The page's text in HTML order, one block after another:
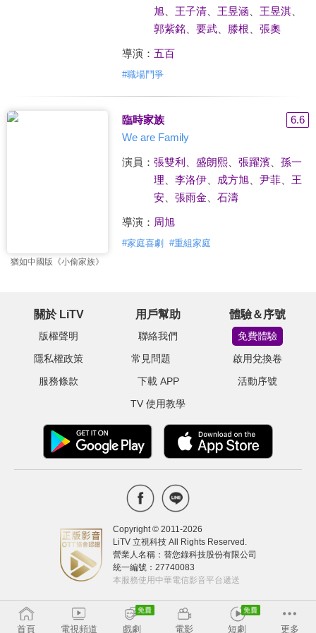
旭、 王子清、 王昱涵 王昱淇、
郭紫銘、 要武、 滕根 張奧
導演： 五百
#職場鬥爭
猶如中國版《小偷家族》
臨時家族
6.6
We are Family
演員： 張雙利 盛朗熙、 張躍濱、 孫一
理
李洛伊、 成方旭、 尹菲、 王
安、 張雨金 石濤
導演： 周旭
#家庭喜劇 #重組家庭
關於 LiTV
版權聲明
隱私權政策
服務條款
用戶幫助
聯絡我們
常見問題
下載 APP
TV 使用教學
體驗＆序號
免費體驗
啟用兌換卷
活動序號
Copyright © 2011-2026
LiTV 立視科技 All Rights Reserved.
營業人名稱：替您錄科技股份有限公司
統一編號：27740083
本服務使用中華電信影音平台遞送
首頁 電視頻道 戲劇 電影 短劇 更多